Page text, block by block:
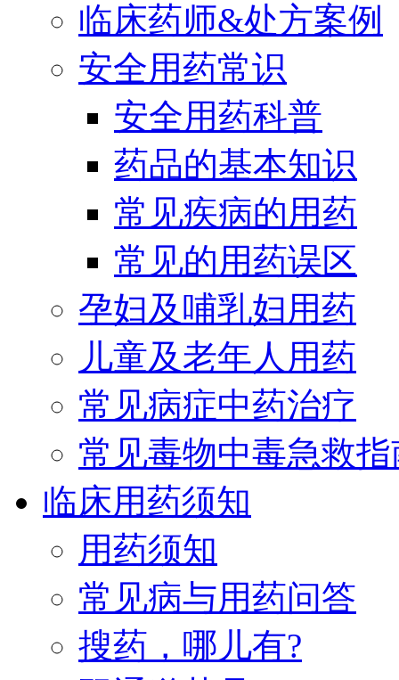
临床药师&处方案例
安全用药常识
安全用药科普
药品的基本知识
常见疾病的用药
常见的用药误区
孕妇及哺乳妇用药
儿童及老年人用药
常见病症中药治疗
常见毒物中毒急救指
临床用药须知
用药须知
常见病与用药问答
搜药，哪儿有?